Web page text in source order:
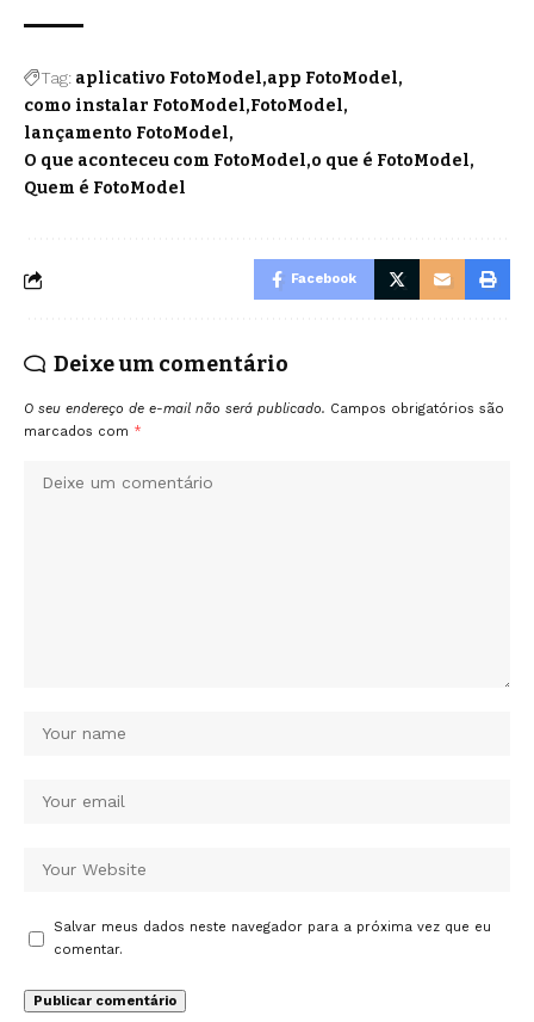
Tag: aplicativo FotoModel app FotoModel
como instalar FotoModel FotoModel
lançamento FotoModel
O que aconteceu com FotoModel o que é FotoModel
Quem é FotoModel
Facebook
Deixe um comentário
O seu endereço de e-mail não será publicado. Campos obrigatórios são
marcados com *
Salvar meus dados neste navegador para a próxima vez que eu
comentar.